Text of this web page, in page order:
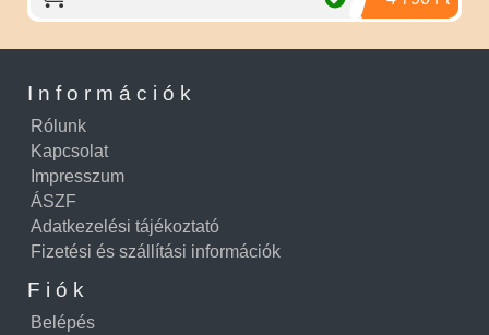
Információk
Rólunk
Kapcsolat
Impresszum
ÁSZF
Adatkezelési tájékoztató
Fizetési és szállítási információk
Fiók
Belépés